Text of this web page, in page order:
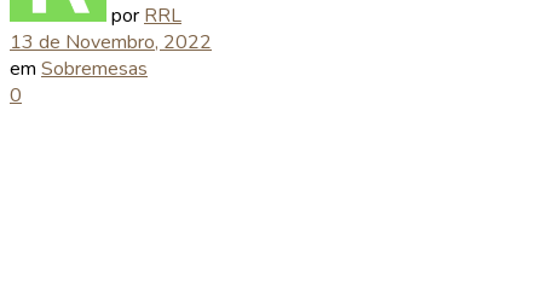
por RRL
13 de Novembro, 2022
em Sobremesas
0